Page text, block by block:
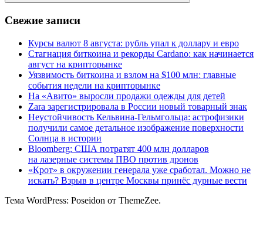
Поиск
Свежие записи
Курсы валют 8 августа: рубль упал к доллару и евро
Стагнация биткоина и рекорды Cardano: как начинается
август на крипторынке
Уязвимость биткоина и взлом на $100 млн: главные
события недели на крипторынке
На «Авито» выросли продажи одежды для детей
Zara зарегистрировала в России новый товарный знак
Неустойчивость Кельвина-Гельмгольца: астрофизики
получили самое детальное изображение поверхности
Солнца в истории
Bloomberg: США потратят 400 млн долларов
на лазерные системы ПВО против дронов
«Крот» в окружении генерала уже сработал. Можно не
искать? Взрыв в центре Москвы принёс дурные вести
Тема WordPress: Poseidon от ThemeZee.